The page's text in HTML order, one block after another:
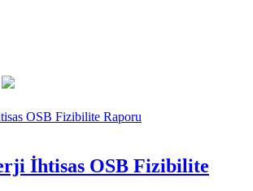
OSB Fizibilite Raporu
İhtisas OSB Fizibilite